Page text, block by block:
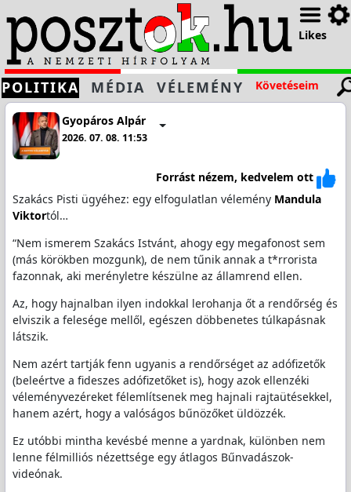
Likes
POLITIKA MÉDIA VÉLEMÉNY Követéseim
Gyopáros Alpár
2026. 07. 08. 11:53
Forrást nézem, kedvelem ott
Szakács Pisti ügyéhez: egy elfogulatlan vélemény Mandula
Viktortól…
“Nem ismerem Szakács Istvánt, ahogy egy megafonost sem
(más körökben mozgunk), de nem tűnik annak a t*rrorista
fazonnak, aki merényletre készülne az államrend ellen.
Az, hogy hajnalban ilyen indokkal lerohanja őt a rendőrség és
elviszik a felesége mellől, egészen döbbenetes túlkapásnak
látszik.
Nem azért tartják fenn ugyanis a rendőrséget az adófizetők
(beleértve a fideszes adófizetőket is), hogy azok ellenzéki
véleményvezéreket félemlítsenek meg hajnali rajtaütésekkel,
hanem azért, hogy a valóságos bűnözőket üldözzék.
Ez utóbbi mintha kevésbé menne a yardnak, különben nem
lenne félmilliós nézettsége egy átlagos Bűnvadászok-
videónak.